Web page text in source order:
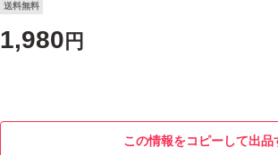
送料無料
1,980 円
この情報をコピーして出品